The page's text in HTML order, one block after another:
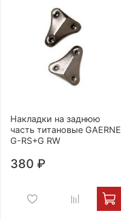
Накладки на заднюю
часть титановые GAERNE
G-RS+G RW
380 ₽